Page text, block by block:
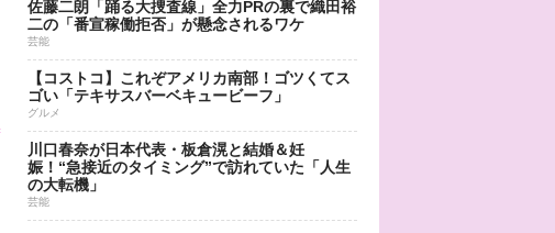
佐藤二朗「踊る大捜査線」全力PRの裏で織田裕
二の「番宣稼働拒否」が懸念されるワケ
芸能
【コストコ】これぞアメリカ南部！ゴツくてス
ゴい「テキサスバーベキュービーフ」
グルメ
川口春奈が日本代表・板倉滉と結婚＆妊
娠！“急接近のタイミング”で訪れていた「人生
の大転機」
芸能